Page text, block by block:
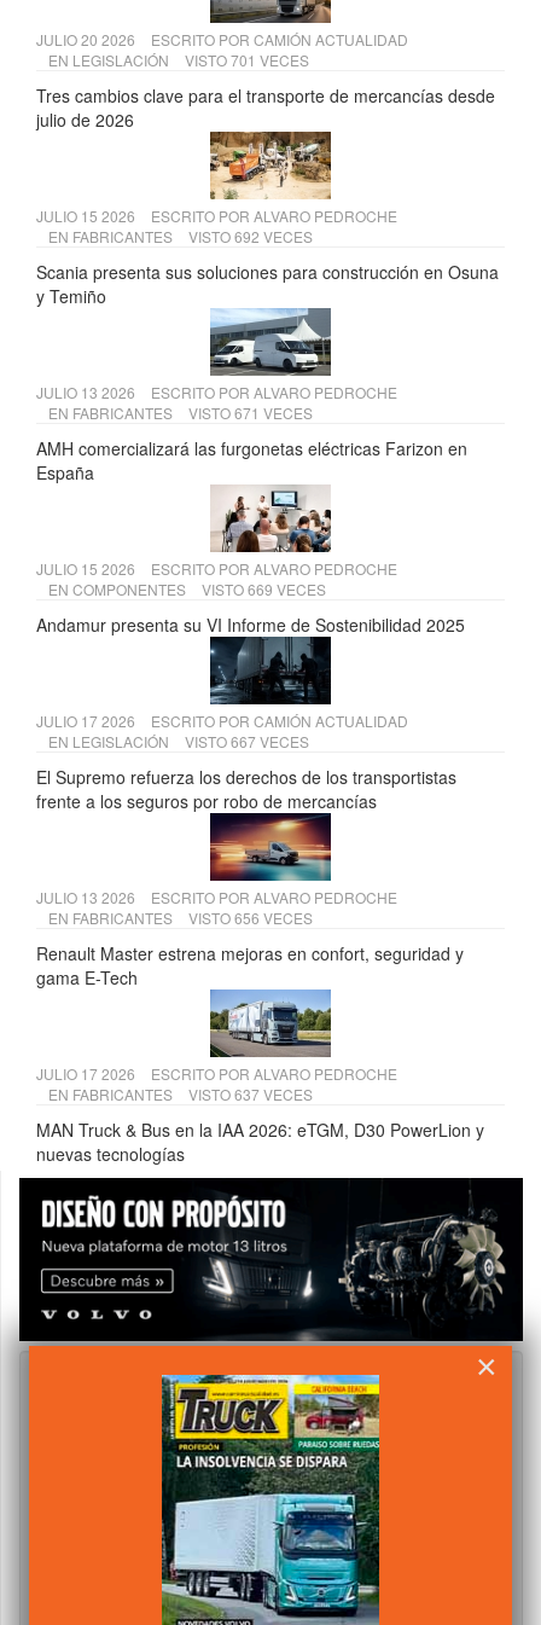
JULIO 20 2026 ESCRITO POR CAMIÓN ACTUALIDAD
EN LEGISLACIÓN VISTO 701 VECES
Tres cambios clave para el transporte de mercancías desde
julio de 2026
JULIO 15 2026 ESCRITO POR ALVARO PEDROCHE
EN FABRICANTES VISTO 692 VECES
Scania presenta sus soluciones para construcción en Osuna
y Temiño
JULIO 13 2026 ESCRITO POR ALVARO PEDROCHE
EN FABRICANTES VISTO 671 VECES
AMH comercializará las furgonetas eléctricas Farizon en
España
JULIO 15 2026 ESCRITO POR ALVARO PEDROCHE
EN COMPONENTES VISTO 669 VECES
Andamur presenta su VI Informe de Sostenibilidad 2025
JULIO 17 2026 ESCRITO POR CAMIÓN ACTUALIDAD
EN LEGISLACIÓN VISTO 667 VECES
El Supremo refuerza los derechos de los transportistas
frente a los seguros por robo de mercancías
JULIO 13 2026 ESCRITO POR ALVARO PEDROCHE
EN FABRICANTES VISTO 656 VECES
Renault Master estrena mejoras en confort, seguridad y
gama E-Tech
JULIO 17 2026 ESCRITO POR ALVARO PEDROCHE
EN FABRICANTES VISTO 637 VECES
MAN Truck & Bus en la IAA 2026: eTGM, D30 PowerLion y
nuevas tecnologías
×